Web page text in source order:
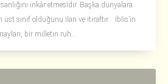
inkâr etmesidir. Başka dünyalara
üst sınıf olduğunu ilan ve itiraftır. İblis’in
bir milletin ruh...